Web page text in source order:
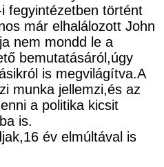
fegyintézetben történt
már elhalálozott John
nem mondd le a
bemutatásáról,úgy
is megvilágítva.A
munka jellemzi,és az
a politika kicsit
is.
év elmúltával is